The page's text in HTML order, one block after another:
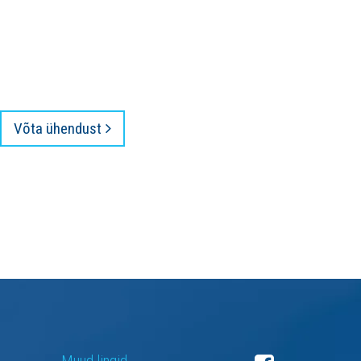
Võta ühendust